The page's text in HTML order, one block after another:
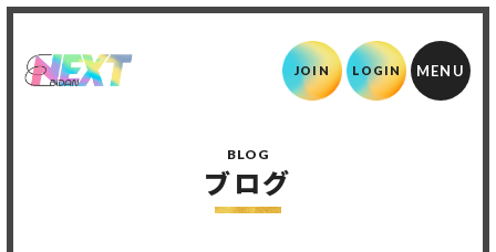
JOIN LOGIN
BLOG
ブログ